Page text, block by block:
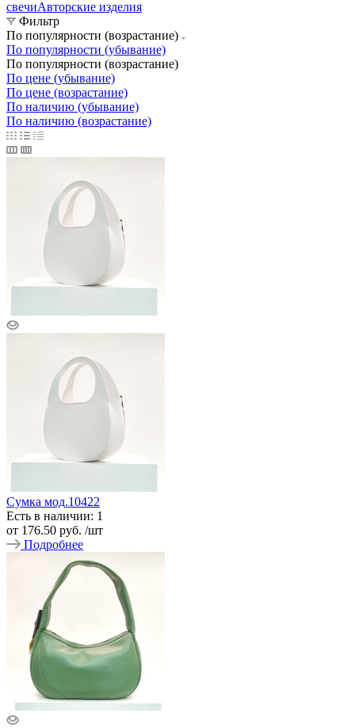
свечиАвторские изделия
Фильтр
По популярности (возрастание)
По популярности (убывание)
По популярности (возрастание)
По цене (убывание)
По цене (возрастание)
По наличию (убывание)
По наличию (возрастание)
Сумка мод.10422
Есть в наличии: 1
от 176.50 руб. /шт
Подробнее